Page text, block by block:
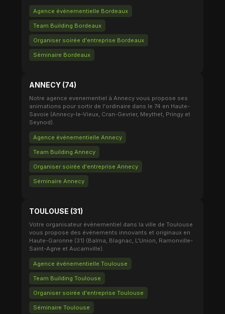
Agence événementielle Bordeaux
Team Building Bordeaux
Organiser soirée d'entreprise Bordeaux
Séminaire Bordeaux
ANNECY (74)
Notre agence evenementiel à Annecy vous propose ses
animations pour sortir de l'ordinaire dans le 74 en Haute-
Savoie (Annecy-le-Vieux, Cran-Gevrier, Meythet, Pringy et
Seynod).
Agence événementielle Annecy
Team Building Annecy
Organiser soirée d'entreprise Annecy
Séminaire Annecy
TOULOUSE (31)
Votre organisateur évènementiel dans la ville de Toulouse
vous propose des événements innovants et originaux en
Haute-Garonne (31) (Balma, Blagnac, L'Union, Ramonville-
Saint-Agne et Aucamville).
Agence événementielle Toulouse
Team Building Toulouse
Organiser soirée d'entreprise Toulouse
Séminaire Toulouse